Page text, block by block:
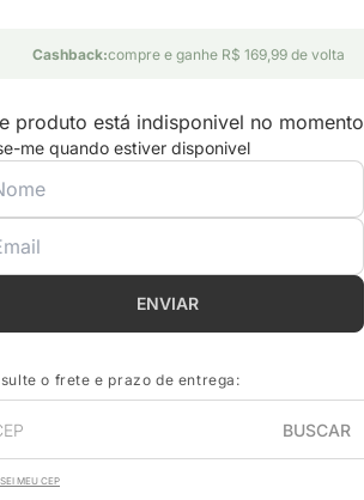
Cashback:compre e ganhe R$ 169,99 de volta
produto está indisponivel no momento
me quando estiver disponivel
ENVIAR
o frete e prazo de entrega:
BUSCAR
MEU CEP